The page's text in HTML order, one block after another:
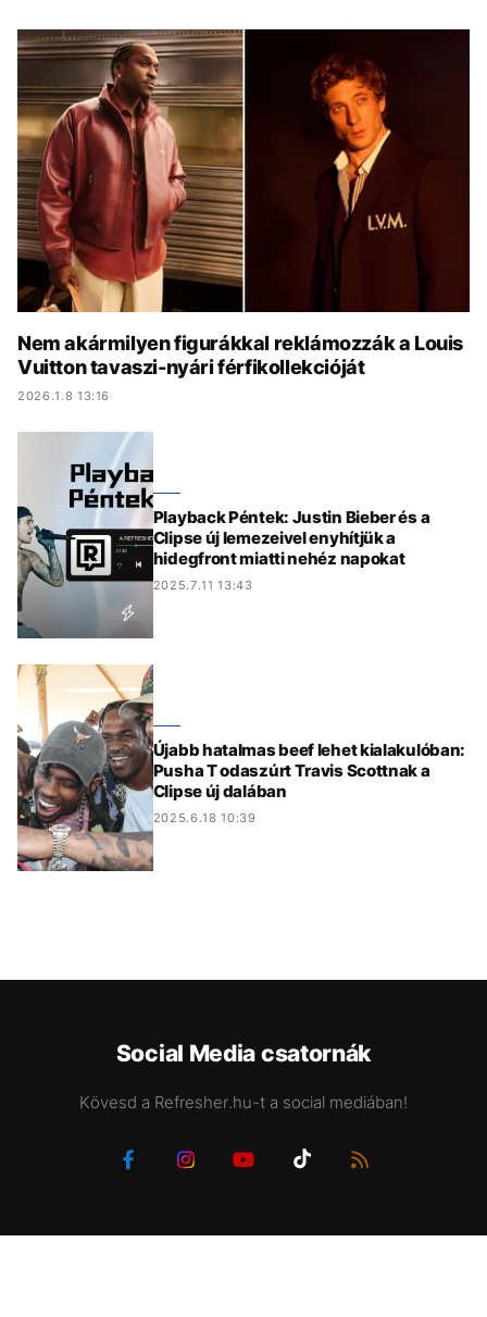
ÉLETMÓD
BESZÉLGETÉSEK
VIDEÓ TÖRTÉNETEK
GASZTRO
Nem akármilyen figurákkal reklámozzák a Louis
Vuitton tavaszi-nyári férfikollekcióját
2026.1.8 13:16
Playback Péntek: Justin Bieber és a
Clipse új lemezeivel enyhítjük a
hidegfront miatti nehéz napokat
2025.7.11 13:43
Újabb hatalmas beef lehet kialakulóban:
Pusha T odaszúrt Travis Scottnak a
Clipse új dalában
2025.6.18 10:39
Social Media csatornák
Kövesd a Refresher.hu-t a social mediában!